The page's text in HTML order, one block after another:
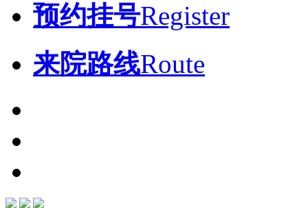
预约挂号Register
来院路线Route